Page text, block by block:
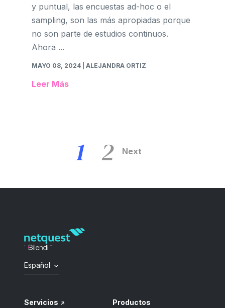
y puntual, las encuestas ad-hoc o el
sampling, son las más apropiadas porque
no son parte de estudios continuos.
Ahora ...
MAYO 08, 2024 | ALEJANDRA ORTIZ
Leer Más
1 2 Next
Español
Servicios Productos